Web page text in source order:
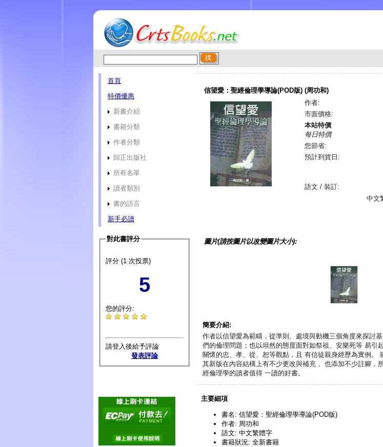
首頁
特價優惠
新書介紹
書籍分類
作者分類
歸正出版社
所有名單
讀者類別
書的語言
新手必讀
對此書評分
評分 (1 次投票)
5
您的評分:
請登入後給予評論
發表評論
信望愛：聖經倫理學導論(POD版) (周功和)
作者:
市面價格:
本站特價
每日特價
您節省:
預計到貨日:
語文 / 裝訂:
中文
圖片(請按圖片以改變圖片大小):
簡要介紹:
作者以信望愛為範疇，從準則、處境與動機三個角度來探討
們的倫理問題；也以坦然的態度面對如祭祖、安樂死等 易引
關懷的忠、孝、從、恕等觀點，且 有信徒親身經歷為實例。
其新版在內容結構上有不少更改與補充， 也添加不少註腳，
經倫理學的讀者值得 一讀的好書。
主要細項
書名: 信望愛：聖經倫理學導論(POD版)
作者: 周功和
語文: 中文繁體字
書籍狀況: 全新書籍